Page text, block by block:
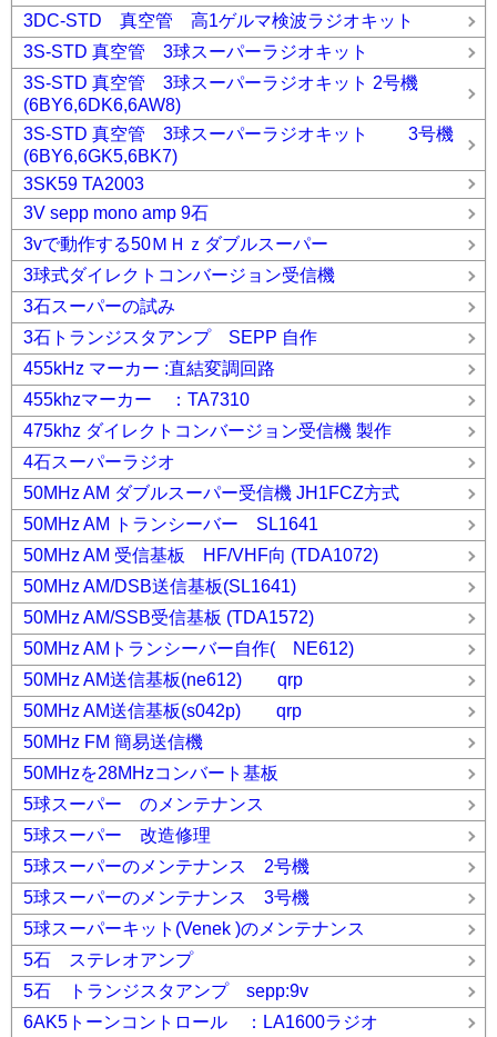
3DC-STD 真空管 高1ゲルマ検波ラジオキット
3S-STD 真空管 3球スーパーラジオキット
3S-STD 真空管 3球スーパーラジオキット 2号機
(6BY6,6DK6,6AW8)
3S-STD 真空管 3球スーパーラジオキット 3号機
(6BY6,6GK5,6BK7)
3SK59 TA2003
3V sepp mono amp 9石
3vで動作する50ＭＨｚダブルスーパー
3球式ダイレクトコンバージョン受信機
3石スーパーの試み
3石トランジスタアンプ SEPP 自作
455kHz マーカー :直結変調回路
455khzマーカー ：TA7310
475khz ダイレクトコンバージョン受信機 製作
4石スーパーラジオ
50MHz AM ダブルスーパー受信機 JH1FCZ方式
50MHz AM トランシーバー SL1641
50MHz AM 受信基板 HF/VHF向 (TDA1072)
50MHz AM/DSB送信基板(SL1641)
50MHz AM/SSB受信基板 (TDA1572)
50MHz AMトランシーバー自作( NE612)
50MHz AM送信基板(ne612) qrp
50MHz AM送信基板(s042p) qrp
50MHz FM 簡易送信機
50MHzを28MHzコンバート基板
5球スーパー のメンテナンス
5球スーパー 改造修理
5球スーパーのメンテナンス 2号機
5球スーパーのメンテナンス 3号機
5球スーパーキット(Venek )のメンテナンス
5石 ステレオアンプ
5石 トランジスタアンプ sepp:9v
6AK5トーンコントロール ：LA1600ラジオ